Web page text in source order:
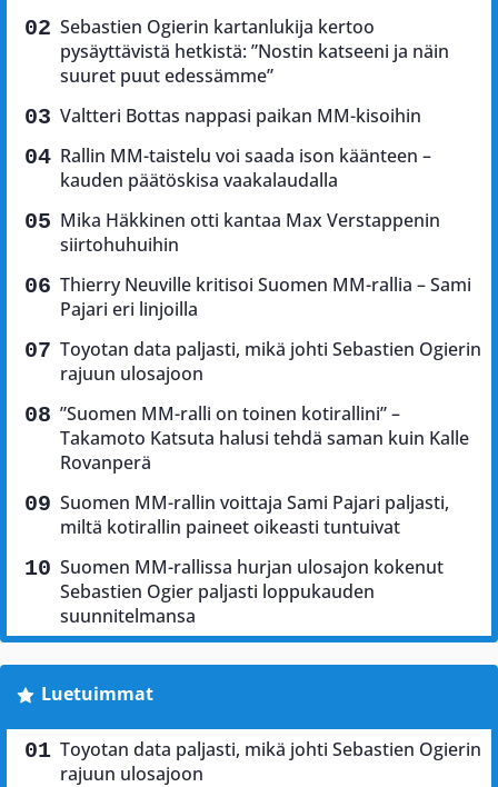
Sebastien Ogierin kartanlukija kertoo
pysäyttävistä hetkistä: ”Nostin katseeni ja näin
suuret puut edessämme”
Valtteri Bottas nappasi paikan MM-kisoihin
Rallin MM-taistelu voi saada ison käänteen –
kauden päätöskisa vaakalaudalla
Mika Häkkinen otti kantaa Max Verstappenin
siirtohuhuihin
Thierry Neuville kritisoi Suomen MM-rallia – Sami
Pajari eri linjoilla
Toyotan data paljasti, mikä johti Sebastien Ogierin
rajuun ulosajoon
”Suomen MM-ralli on toinen kotirallini” –
Takamoto Katsuta halusi tehdä saman kuin Kalle
Rovanperä
Suomen MM-rallin voittaja Sami Pajari paljasti,
miltä kotirallin paineet oikeasti tuntuivat
Suomen MM-rallissa hurjan ulosajon kokenut
Sebastien Ogier paljasti loppukauden
suunnitelmansa
Luetuimmat
Toyotan data paljasti, mikä johti Sebastien Ogierin
rajuun ulosajoon